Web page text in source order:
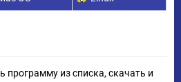
программу из списка, скачать и